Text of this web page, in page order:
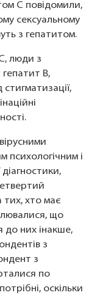
C повідомили,
сексуальному
з гепатитом.
люди з
гепатит В,
психологічним і
тих, хто має
що
до них інакше,
з
з
по
оскільки